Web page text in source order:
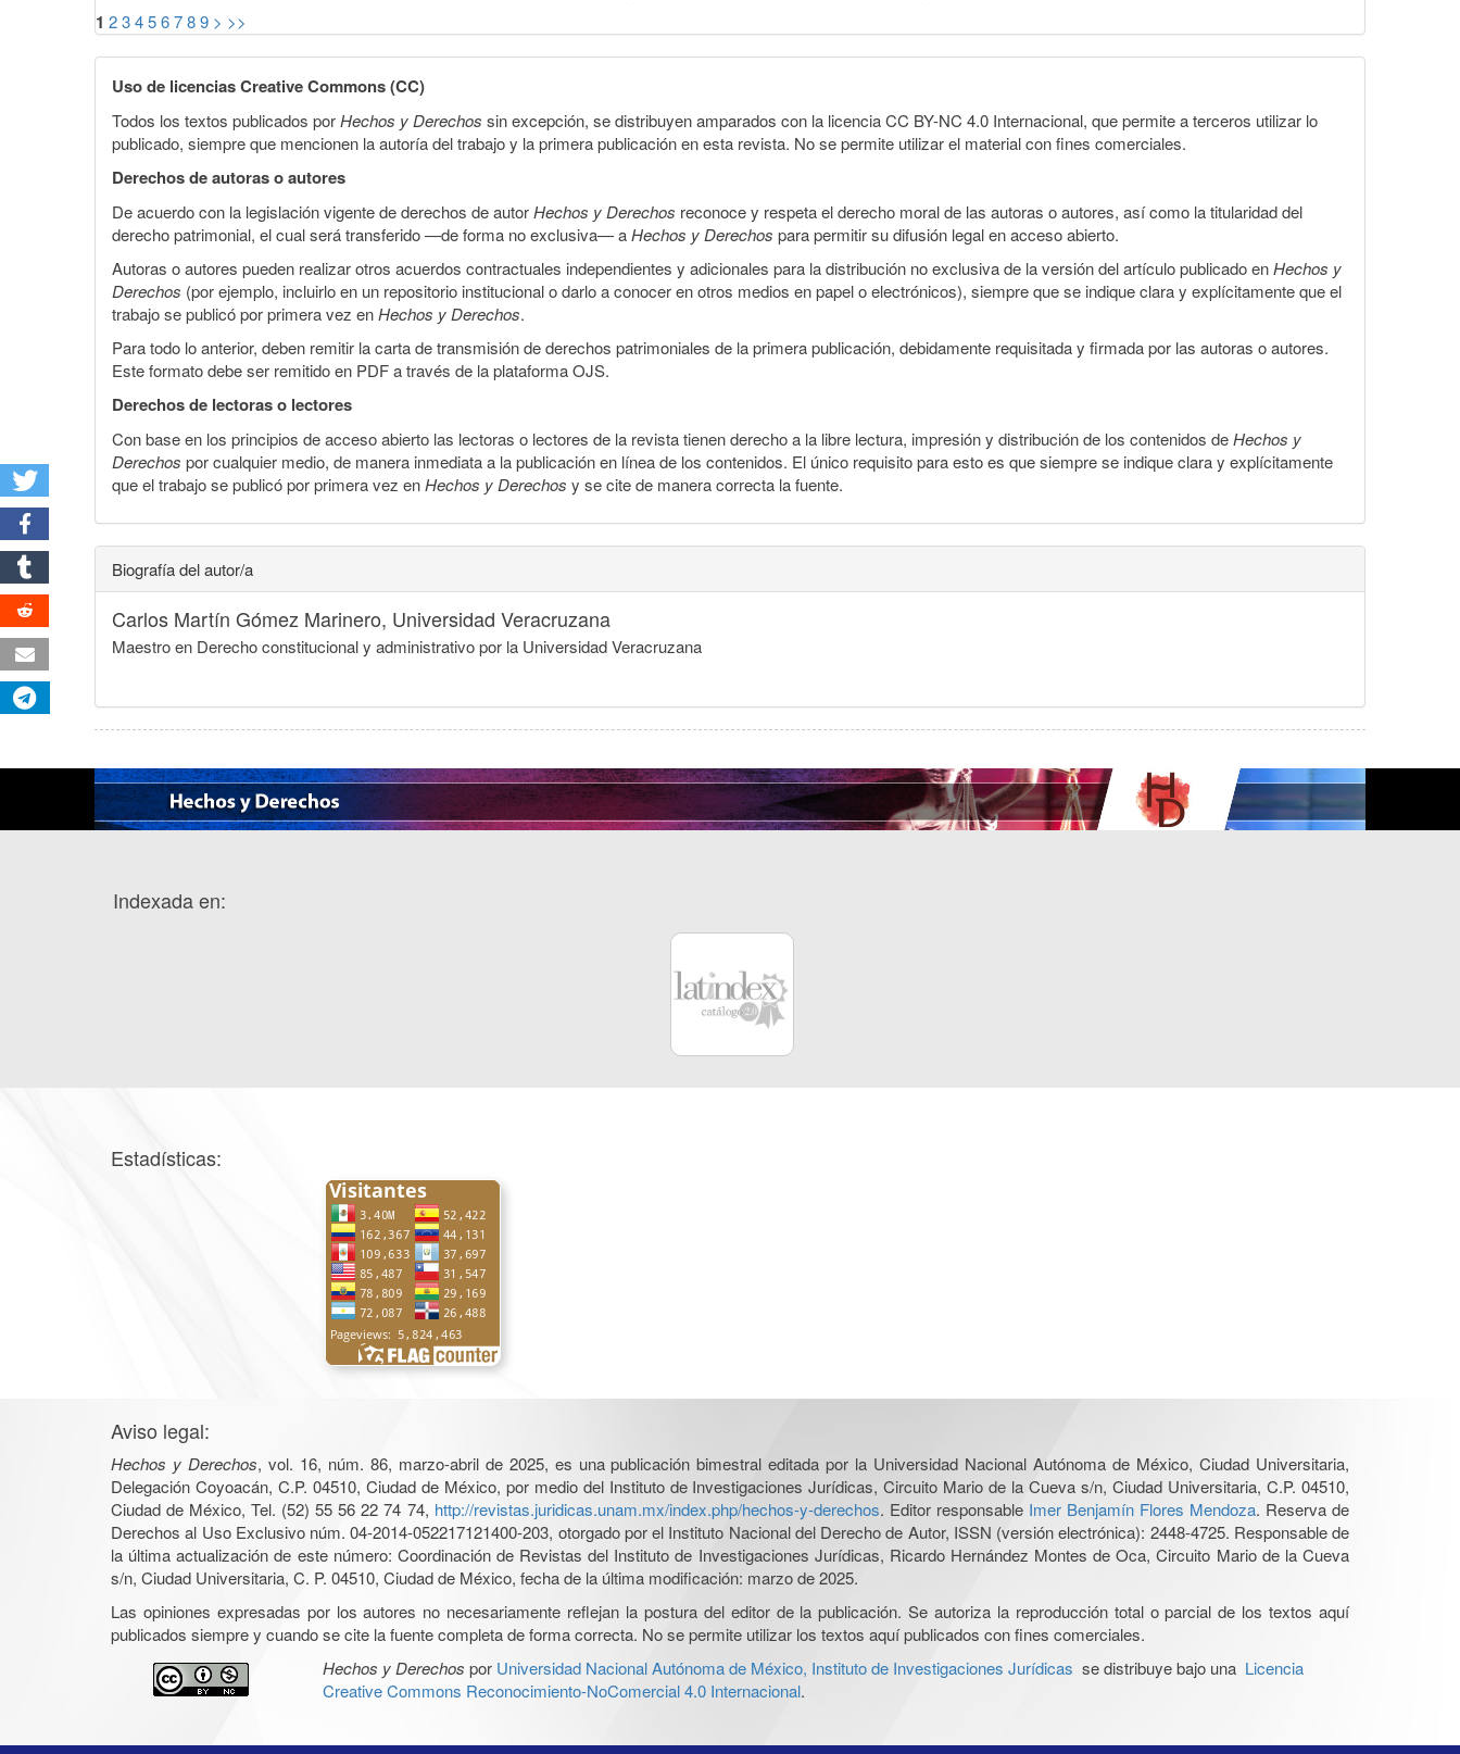
1 23456789 > >>
Uso de licencias Creative Commons (CC)
Todos los textos publicados porHechos y Derechos sin excepción, se distribuyen amparados con la licencia CC BY-NC 4.0 Internacional, que permite a terceros utilizar lo
publicado, siempre que mencionen la autoría del trabajo y la primera publicación en esta revista. No se permite utilizar el material con fines comerciales.
Derechos de autoras o autores
De acuerdo con la legislación vigente de derechos de autorHechos y Derechos reconoce y respeta el derecho moral de las autoras o autores, así como la titularidad del
derecho patrimonial, el cual será transferido —de forma no exclusiva— aHechos y Derechos para permitir su difusión legal en acceso abierto.
Autoras o autores pueden realizar otros acuerdos contractuales independientes y adicionales para la distribución no exclusiva de la versión del artículo publicado enHechos y
Derechos (por ejemplo, incluirlo en un repositorio institucional o darlo a conocer en otros medios en papel o electrónicos), siempre que se indique clara y explícitamente que el
trabajo se publicó por primera vez enHechos y Derechos.
Para todo lo anterior, deben remitir la carta de transmisión de derechos patrimoniales de la primera publicación, debidamente requisitada y firmada por las autoras o autores.
Este formato debe ser remitido en PDF a través de la plataforma OJS.
Derechos de lectoras o lectores
Con base en los principios de acceso abierto las lectoras o lectores de la revista tienen derecho a la libre lectura, impresión y distribución de los contenidos deHechos y
Derechos por cualquier medio, de manera inmediata a la publicación en línea de los contenidos. El único requisito para esto es que siempre se indique clara y explícitamente
que el trabajo se publicó por primera vez enHechos y Derechos y se cite de manera correcta la fuente.
Biografía del autor/a
Carlos Martín Gómez Marinero, Universidad Veracruzana
Maestro en Derecho constitucional y administrativo por la Universidad Veracruzana
Indexada en:
Estadísticas:
Aviso legal:
Hechos y Derechos, vol. 16, núm. 86, marzo-abril de 2025, es una publicación bimestral editada por la Universidad Nacional Autónoma de México, Ciudad Universitaria,
Delegación Coyoacán, C.P. 04510, Ciudad de México, por medio del Instituto de Investigaciones Jurídicas, Circuito Mario de la Cueva s/n, Ciudad Universitaria, C.P. 04510,
Ciudad de México, Tel. (52) 55 56 22 74 74, http://revistas.juridicas.unam.mx/index.php/hechos-y-derechos. Editor responsable Imer Benjamín Flores Mendoza. Reserva de
Derechos al Uso Exclusivo núm. 04-2014-052217121400-203, otorgado por el Instituto Nacional del Derecho de Autor, ISSN (versión electrónica): 2448-4725. Responsable de
la última actualización de este número: Coordinación de Revistas del Instituto de Investigaciones Jurídicas, Ricardo Hernández Montes de Oca, Circuito Mario de la Cueva
s/n, Ciudad Universitaria, C. P. 04510, Ciudad de México, fecha de la última modificación: marzo de 2025.
Las opiniones expresadas por los autores no necesariamente reflejan la postura del editor de la publicación. Se autoriza la reproducción total o parcial de los textos aquí
publicados siempre y cuando se cite la fuente completa de forma correcta. No se permite utilizar los textos aquí publicados con fines comerciales.
Hechos y Derechos por Universidad Nacional Autónoma de México, Instituto de Investigaciones Jurídicas se distribuye bajo una Licencia
Creative Commons Reconocimiento-NoComercial 4.0 Internacional.